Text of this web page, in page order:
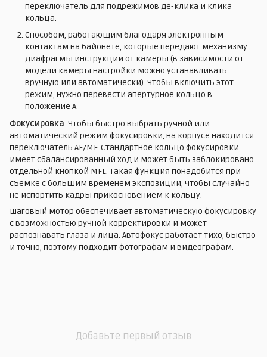
переключатель для подрежимов де-клика и клика
кольца.
Способом, работающим благодаря электронным
контактам на байонете, которые передают механизму
диафрагмы инструкции от камеры (в зависимости от
модели камеры настройки можно устанавливать
вручную или автоматически). Чтобы включить этот
режим, нужно перевести апертурное кольцо в
положение А.
Фокусировка. Чтобы быстро выбрать ручной или
автоматический режим фокусировки, на корпусе находится
переключатель AF/MF. Стандартное кольцо фокусировки
имеет сбалансированный ход и может быть заблокировано
отдельной кнопкой MFL. Такая функция понадобится при
съемке с большим временем экспозиции, чтобы случайно
не испортить кадры прикосновением к кольцу.
Шаговый мотор обеспечивает автоматическую фокусировку
с возможностью ручной корректировки и может
распознавать глаза и лица. Автофокус работает тихо, быстро
и точно, поэтому подходит фотографам и видеографам.
Добавьте первый отзыв